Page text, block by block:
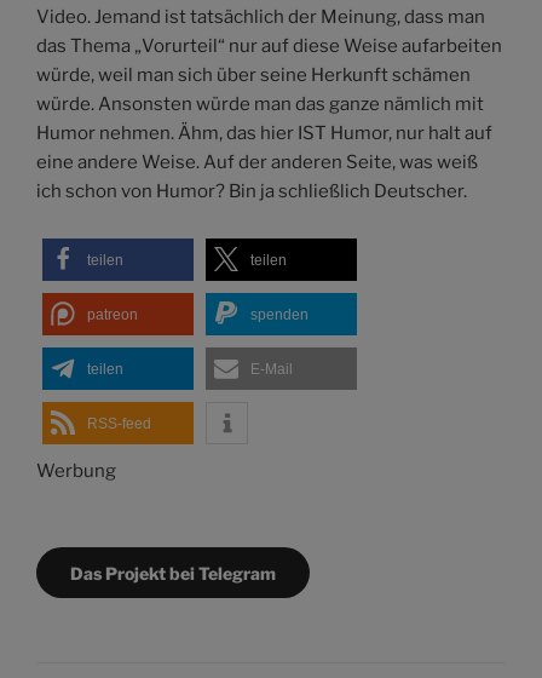
Video. Jemand ist tatsächlich der Meinung, dass man
das Thema „Vorurteil“ nur auf diese Weise aufarbeiten
würde, weil man sich über seine Herkunft schämen
würde. Ansonsten würde man das ganze nämlich mit
Humor nehmen. Ähm, das hier IST Humor, nur halt auf
eine andere Weise. Auf der anderen Seite, was weiß
ich schon von Humor? Bin ja schließlich Deutscher.
teilen teilen
patreon spenden
teilen E-Mail
RSS-feed
Werbung
Das Projekt bei Telegram